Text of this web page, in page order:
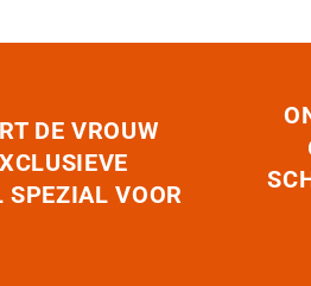
DE VROUW
SPEZIAL VOOR